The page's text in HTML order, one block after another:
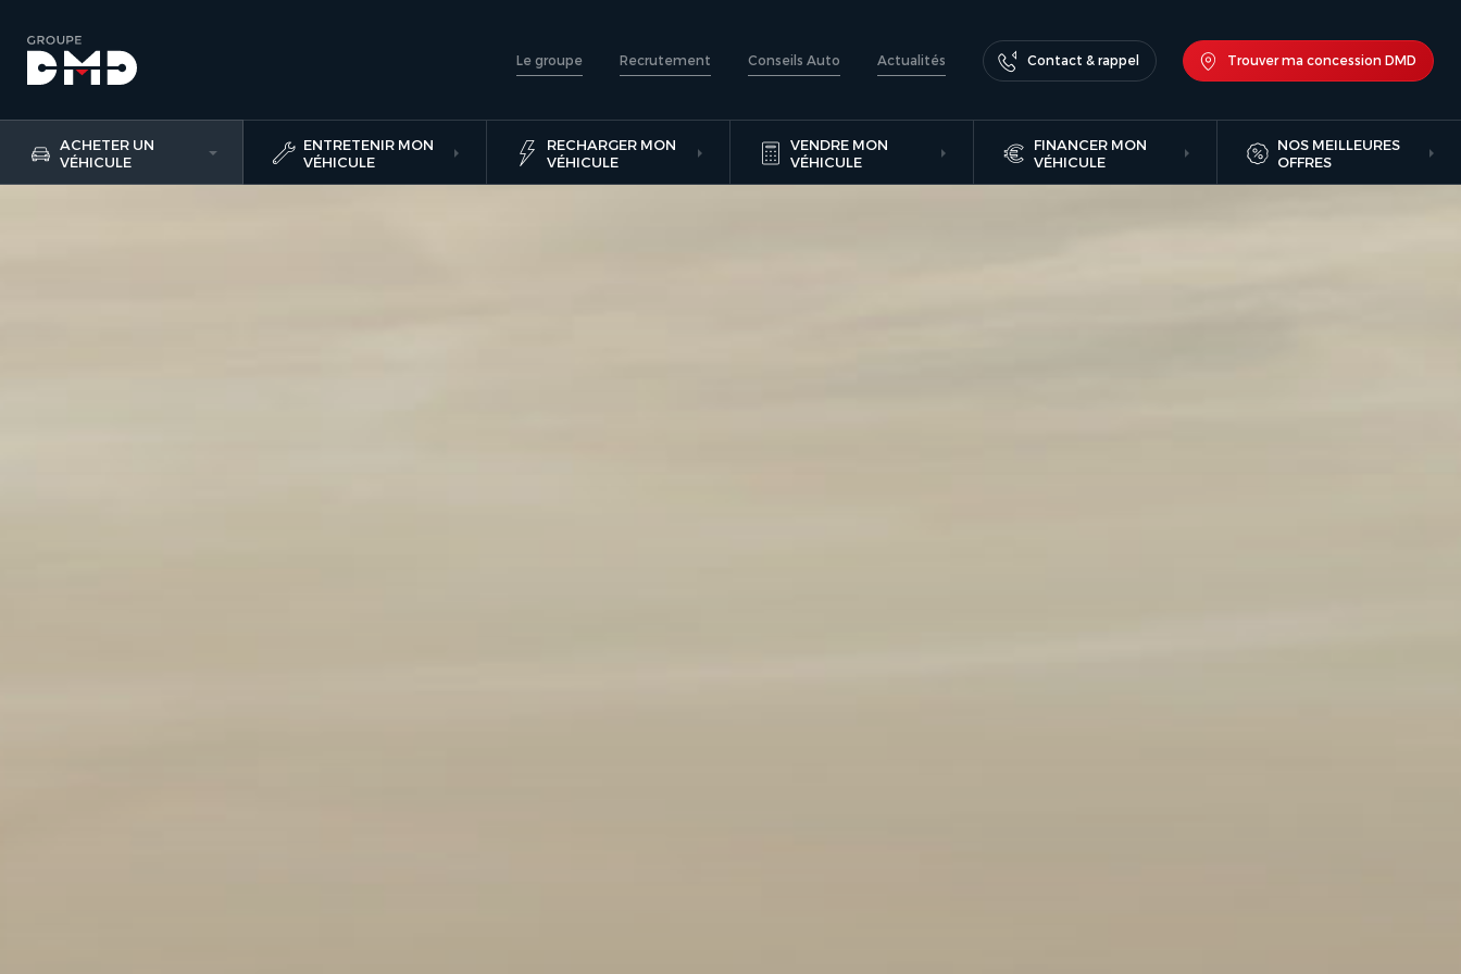
Le groupe Recrutement Conseils Auto Actualités Contact & rappel Trouver ma concession DMD
ACHETER UN
VÉHICULE
ENTRETENIR MON
VÉHICULE
RECHARGER MON
VÉHICULE
VENDRE MON
VÉHICULE
FINANCER MON
VÉHICULE
NOS MEILLEURES
OFFRES